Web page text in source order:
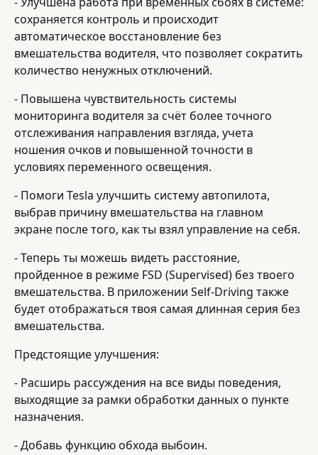
сохраняется контроль и происходит
автоматическое восстановление без
вмешательства водителя, что позволяет сократить
количество ненужных отключений.
- Повышена чувствительность системы
мониторинга водителя за счёт более точного
отслеживания направления взгляда, учета
ношения очков и повышенной точности в
условиях переменного освещения.
- Помоги Tesla улучшить систему автопилота,
выбрав причину вмешательства на главном
экране после того, как ты взял управление на себя.
- Теперь ты можешь видеть расстояние,
пройденное в режиме FSD (Supervised) без твоего
вмешательства. В приложении Self-Driving также
будет отображаться твоя самая длинная серия без
вмешательства.
Предстоящие улучшения:
- Расширь рассуждения на все виды поведения,
выходящие за рамки обработки данных о пункте
назначения.
- Добавь функцию обхода выбоин.